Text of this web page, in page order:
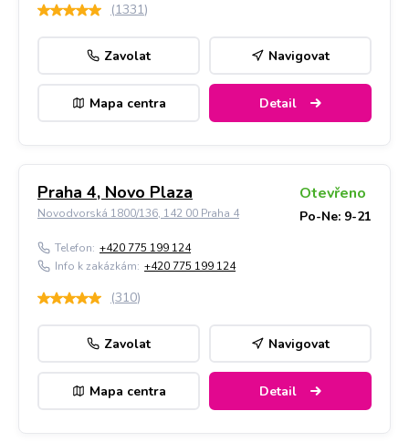
(1331)
Zavolat Navigovat
Mapa centra Detail
Praha 4, Novo Plaza
Novodvorská 1800/136, 142 00 Praha 4
Otevřeno
Po-Ne: 9-21
Telefon: +420 775 199 124
Info k zakázkám: +420 775 199 124
(310)
Zavolat Navigovat
Mapa centra Detail